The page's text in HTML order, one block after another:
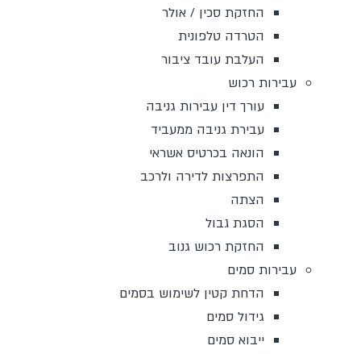
החזקת סכין / אולר
הטרדה טלפונית
העלבת עובד ציבור
עבירות רכוש
עורך דין עבירות גניבה
עבירת גניבה ממעביד
הונאה בכרטיס אשראי
התפרצות לדירה ולרכב
הצתה
הסגת גבול
החזקת רכוש גנוב
עבירות סמים
הדחת קטין לשימוש בסמים
גידול סמים
ייבוא סמים